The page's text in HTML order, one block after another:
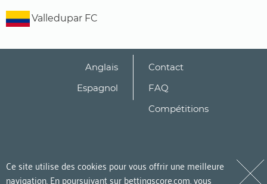
Valledupar FC
Anglais
Espagnol
Contact
FAQ
Compétitions
Ce site utilise des cookies pour vous offrir une meilleure
navigation. En poursuivant sur bettingscore.com, vous